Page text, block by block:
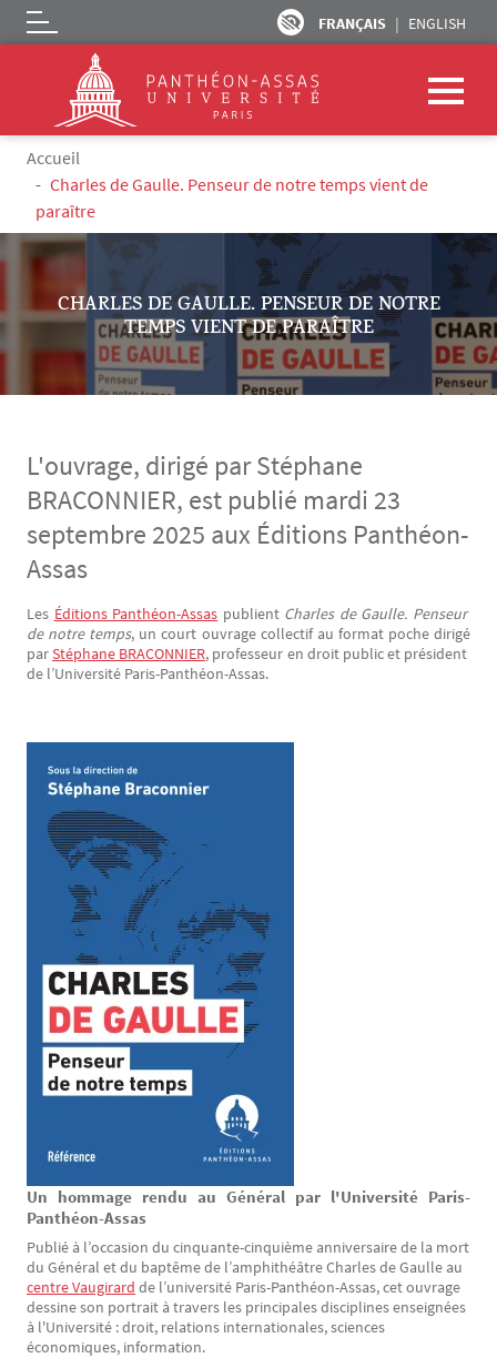
Aller au contenu principal
FRANÇAIS ENGLISH
Logo
Fil d'Ariane
Accueil
Charles de Gaulle. Penseur de notre temps vient de
paraître
CHARLES DE GAULLE. PENSEUR DE NOTRE
TEMPS VIENT DE PARAÎTRE
L'ouvrage, dirigé par Stéphane
BRACONNIER, est publié mardi 23
septembre 2025 aux Éditions Panthéon-
Assas
Texte
Les Éditions Panthéon-Assas publient Charles de Gaulle. Penseur
de notre temps, un court ouvrage collectif au format poche dirigé
parStéphane BRACONNIER, professeur en droit public et président
de l’Université Paris-Panthéon-Assas.
Texte
Un hommage rendu au Général par l'Université Paris-
Panthéon-Assas
Publié à l’occasion du cinquante-cinquième anniversaire de la mort
du Général et du baptême de l’amphithéâtre Charles de Gaulle au
centre Vaugirard de l’université Paris-Panthéon-Assas, cet ouvrage
dessine son portrait à travers les principales disciplines enseignées
à l'Université : droit, relations internationales, sciences
économiques, information.